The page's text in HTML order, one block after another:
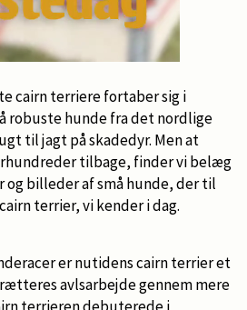
cairn terriere fortaber sig i
robuste hunde fra det nordlige
til jagt på skadedyr. Men at
tilbage, finder vi belæg
og billeder af små hunde, der til
terrier, vi kender i dag.
er nutidens cairn terrier et
avlsarbejde gennem mere
terrieren debuterede i